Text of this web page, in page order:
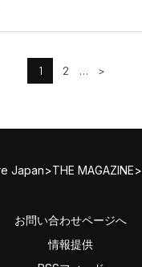
1 2 … >
Japan>THE MAGAZINE>
お問い合わせページへ
情報提供